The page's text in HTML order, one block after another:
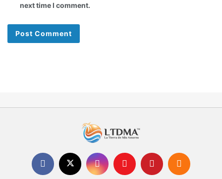
next time I comment.